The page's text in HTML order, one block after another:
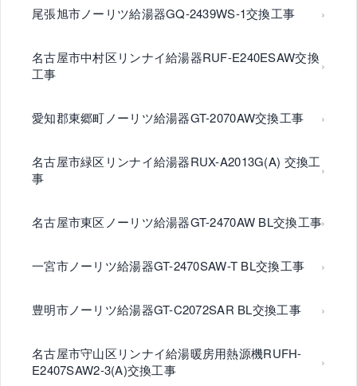
尾張旭市ノーリツ給湯器GQ-2439WS-1交換工事
名古屋市中村区リンナイ給湯器RUF-E240ESAW交換
工事
愛知郡東郷町ノーリツ給湯器GT-2070AW交換工事
名古屋市緑区リンナイ給湯器RUX-A2013G(A) 交換工
事
名古屋市東区ノーリツ給湯器GT-2470AW BL交換工事
一宮市ノーリツ給湯器GT-2470SAW-T BL交換工事
豊明市ノーリツ給湯器GT-C2072SAR BL交換工事
名古屋市守山区リンナイ給湯暖房用熱源機RUFH-
E2407SAW2-3(A)交換工事